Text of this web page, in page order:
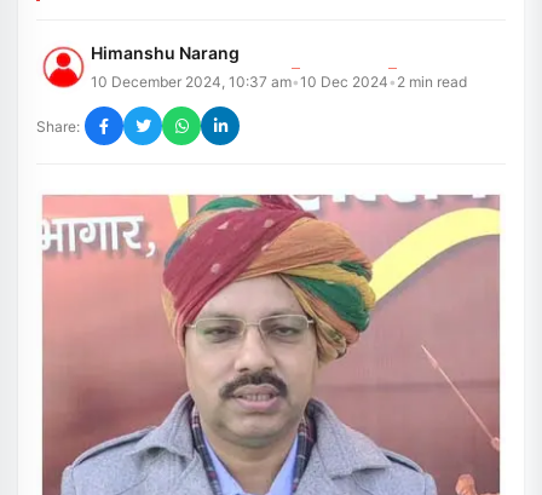
Himanshu Narang
10 December 2024, 10:37 am•10 Dec 2024• 2 min read
Share: